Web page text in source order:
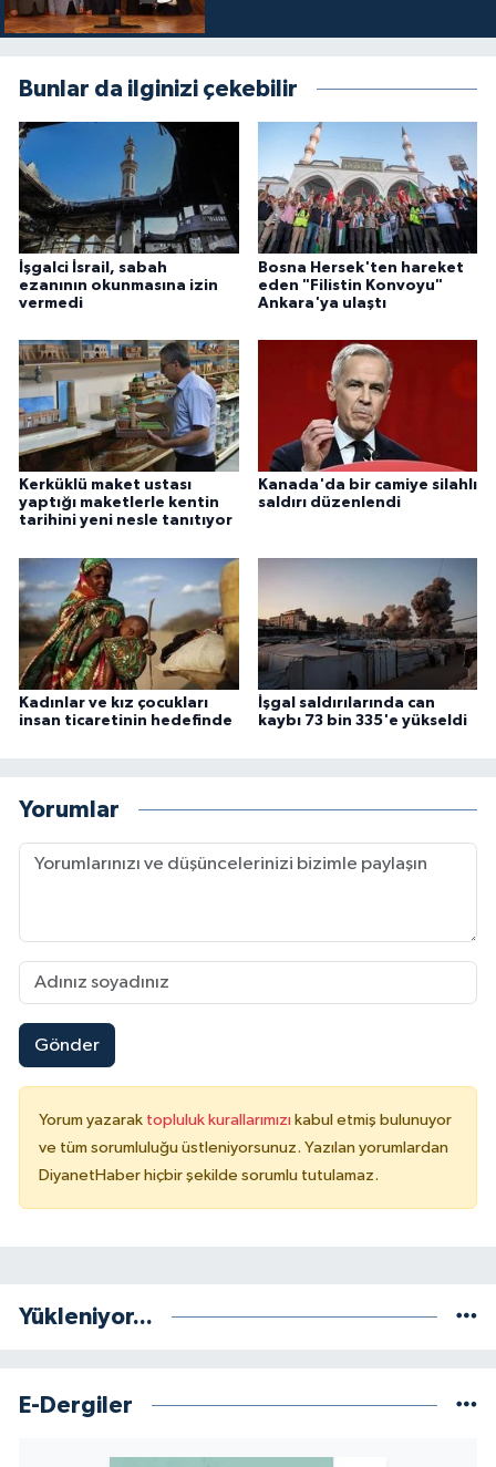
Bunlar da ilginizi çekebilir
İşgalci İsrail, sabah
ezanının okunmasına izin
vermedi
Bosna Hersek'ten hareket
eden "Filistin Konvoyu"
Ankara'ya ulaştı
Kerküklü maket ustası
yaptığı maketlerle kentin
tarihini yeni nesle tanıtıyor
Kanada'da bir camiye silahlı
saldırı düzenlendi
Kadınlar ve kız çocukları
insan ticaretinin hedefinde
İşgal saldırılarında can
kaybı 73 bin 335'e yükseldi
Yorumlar
Gönder
Yorum yazarak topluluk kurallarımızı kabul etmiş bulunuyor
ve tüm sorumluluğu üstleniyorsunuz. Yazılan yorumlardan
DiyanetHaber hiçbir şekilde sorumlu tutulamaz.
Yükleniyor...
E-Dergiler
Konya Müftülüğü
Kütahya Müftülüğü
Malatya Müftülüğü
Manisa Müftülüğü
Mardin Müftülüğü
Muğla Müftülüğü
Muş Müftülüğü
Nevşehir Müftülüğü
Ordu Müftülüğü
Osmaniye Müftülüğü
Rize Müftülüğü
Sinop Müftülüğü
Sivas Müftülüğü
Şanlıurfa Müftülüğü
Şırnak Müftülüğü
Tekirdağ Müftülüğü
Uşak Müftülüğü
Van Müftülüğü